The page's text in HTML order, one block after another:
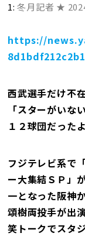
1:冬月記者 ★
https://
西武選手だけ不
「スターがいな
１２球団だった
フジテレビ系で
ー大集結ＳＰ」
一となった阪神
頌樹両投手が出
笑トークでスタ